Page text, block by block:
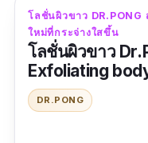
โลชั่นนี้เหมาะสำห
ระคายเคืองและแห้
เปล่งปลั่ง
รีวิวจากผู้ใช้จริง:
"หลังจากทดลองใ
โลชั่นผิวขาว DR.PONG
ใหม่ที่กระจ่างใสขึ้น
โลชั่นผิวขาว
Exfoliating
DR.PONG